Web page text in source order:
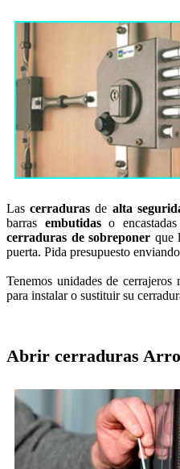
Lascerraduras de alta
barras embutidaso
cerraduras de sobreponer que
puerta. Pida presupuesto
Tenemos unidades de
para instalar o sustituir su
Abrir cerraduras